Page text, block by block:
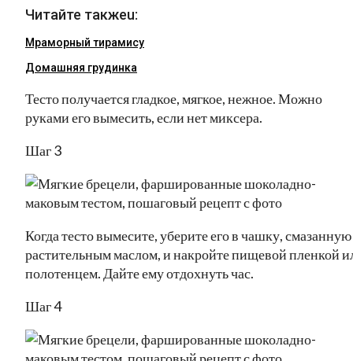
Читайте такжеu:
Мраморный тирамису
Домашняя грудинка
Тесто получается гладкое, мягкое, нежное. Можно
руками его вымесить, если нет миксера.
Шаг 3
Когда тесто вымесите, уберите его в чашку, смазанную
растительным маслом, и накройте пищевой пленкой
полотенцем. Дайте ему отдохнуть час.
Шаг 4